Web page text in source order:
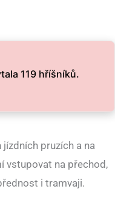
119 hříšníků.
pruzích a na
vstupovat na přechod,
i tramvaji.